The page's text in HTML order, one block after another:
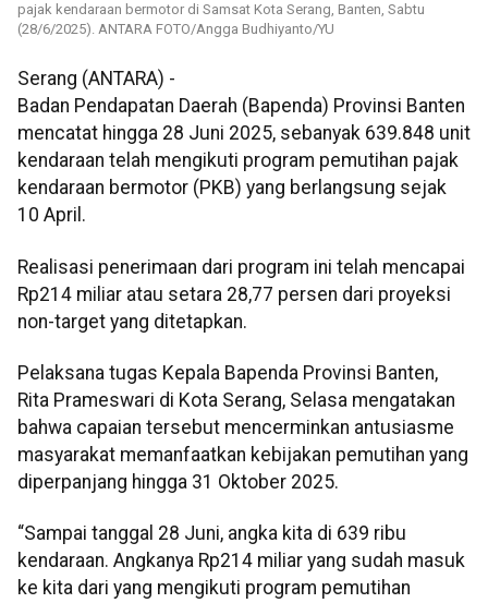
pajak kendaraan bermotor di Samsat Kota Serang, Banten, Sabtu
(28/6/2025). ANTARA FOTO/Angga Budhiyanto/YU
Serang (ANTARA) -
Badan Pendapatan Daerah (Bapenda) Provinsi Banten
mencatat hingga 28 Juni 2025, sebanyak 639.848 unit
kendaraan telah mengikuti program pemutihan pajak
kendaraan bermotor (PKB) yang berlangsung sejak
10 April.
Realisasi penerimaan dari program ini telah mencapai
Rp214 miliar atau setara 28,77 persen dari proyeksi
non-target yang ditetapkan.
Pelaksana tugas Kepala Bapenda Provinsi Banten,
Rita Prameswari di Kota Serang, Selasa mengatakan
bahwa capaian tersebut mencerminkan antusiasme
masyarakat memanfaatkan kebijakan pemutihan yang
diperpanjang hingga 31 Oktober 2025.
“Sampai tanggal 28 Juni, angka kita di 639 ribu
kendaraan. Angkanya Rp214 miliar yang sudah masuk
ke kita dari yang mengikuti program pemutihan